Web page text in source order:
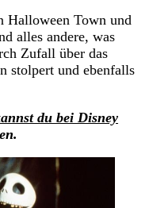
Halloween Town und
alles andere, was
Zufall über das
stolpert und ebenfalls
du bei Disney